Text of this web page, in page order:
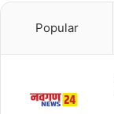
Popular